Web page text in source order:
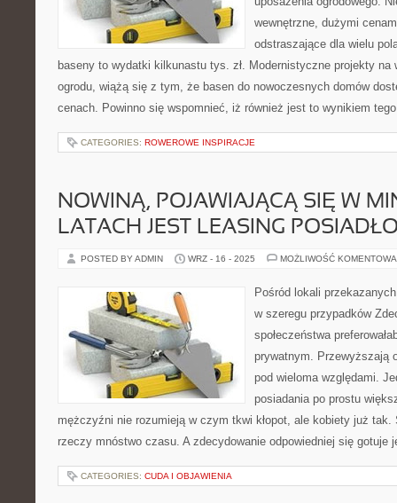
wewnętrzne, dużymi
odstraszające dla wielu
baseny to wydatki kilkunastu tys. zł. Modernistyczne projekty na
ogrodu, wiążą się z tym, że basen do nowoczesnych domów
cenach. Powinno się wspomnieć, iż również jest to wynikiem
CATEGORIES: ROWEROWE INSPIRACJE
NOWINĄ, POJAWIAJĄCĄ SIĘ W
LATACH JEST LEASING
POSTED BY ADMIN WRZ - 16 - 2025 MOŻLIWOŚĆ
Pośród lokali
w szeregu przypadków
społeczeństwa
prywatnym. Przewyższają
pod wieloma względami.
posiadania po prostu
mężczyźni nie rozumieją w czym tkwi kłopot, ale kobiety już tak.
rzeczy mnóstwo czasu. A zdecydowanie odpowiedniej się
CATEGORIES: CUDA I OBJAWIENIA